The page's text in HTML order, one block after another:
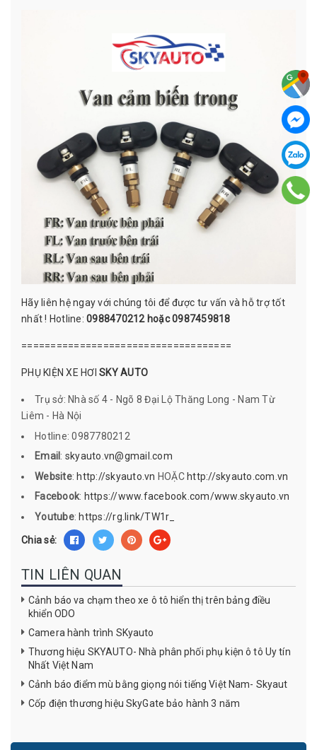
Hãy liên hệ ngay với chúng tôi để được tư vấn và hỗ trợ tốt
nhất ! Hotline: 0988470212 hoặc 0987459818
====================================
PHỤ KIỆN XE HƠI SKY AUTO
Trụ sở: Nhà số 4 - Ngõ 8 Đại Lộ Thăng Long - Nam Từ
Liêm - Hà Nội
Hotline: 0987780212
Email : skyauto.vn@gmail.com
Website: http://skyauto.vn HOẶC http://skyauto.com.vn
Facebook: https://www.facebook.com/www.skyauto.vn
Youtube: https://rg.link/TW1r_
Chia sẻ:
TIN LIÊN QUAN
Cảnh báo va chạm theo xe ô tô hiển thị trên bảng điều
khiển ODO
Camera hành trình SKyauto
Thương hiệu SKYAUTO- Nhà phân phối phụ kiện ô tô Uy tín
Nhất Việt Nam
Cảnh báo điểm mù bằng giọng nói tiếng Việt Nam- Skyaut
Cốp điện thương hiệu SkyGate bảo hành 3 năm